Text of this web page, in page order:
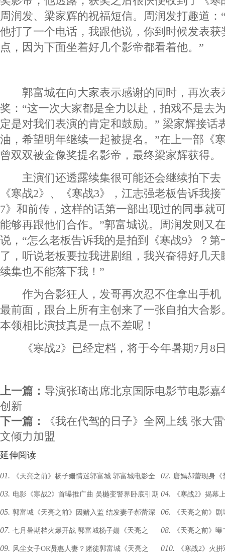
周润发、梁家辉的祝福短信。周润发打趣道：
他打了一个电话，我跟他说，你到时候发表
点，因为下面坐着好几个影帝都看着他。”
郭富城在向大家表示感谢的同时，再次表
奖：“这一次大家都是全力以赴，拍戏不是去
定是对我们表演的肯定和鼓励。” 梁家辉接话
油，希望明年继续一起被提名。”在上一部《
曾双双被金像奖提名影帝，最终梁家辉获得。
主演们还透露续集很可能还会继续拍下去
《寒战2》、《寒战3》，江志强老板告诉我
7》和前传，这样的话第一部出现过的同事就
能够再跟他们合作。”郭富城说。周润发则又
说，“怎么老板告诉我的是拍到《寒战9》？
了，听说老板要拉我进剧组，我兴奋得好几
续集也不能落下我！”
作为合影狂人，发哥再次忍不住拿出手机
最前面，跟台上所有主创来了一张自拍大合
本领相比演技真是一点不差呢！
《寒战2》已经定档，将于今年暑期7月8
上一篇： 导演张琦出席北京国际电影节电影
创新
下一篇：
《我在代驾的日子》全网上线 张大
文倾力加盟
延伸阅读
01. 《天亮之前》杨子姗情迷郭富城 郭富城电影全
集 郭富城音乐作品
02. 唐嫣郝蕾现身
共饮互曝彼此酒量好
03. 电影《寒战2》首曝推广曲 吴樾变警界卧底引期
待
04. 《寒战2》揭幕
05. 郭富城《天亮之前》因赌入监 结发妻子郝蕾深
情探望
06. 《天亮之前》
姗赌场风光情场得意
07. ​七月暑期档火爆开战 郭富城杨子姗《天亮之
前》成唯一黑帮爱情巨制
08. 《天亮之前》
姗大玩黑色浪漫
09. 风尘女子OR贤惠人妻？赌徒郭富城《天亮之 010. 《寒战2》火